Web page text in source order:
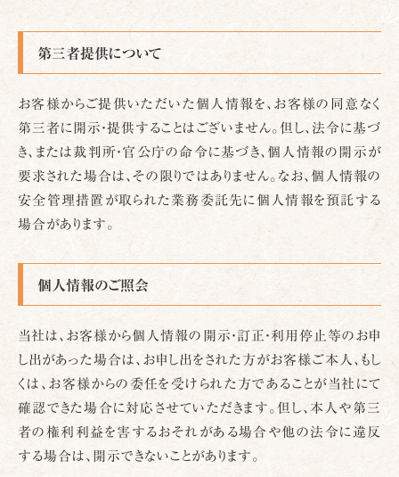
第三者提供について
お客様からご提供いただいた個人情報を、お客様の同意なく
第三者に開示・提供することはございません。但し、法令に基づ
き、または裁判所・官公庁の命令に基づき、個人情報の開示が
要求された場合は、その限りではありません。なお、個人情報の
安全管理措置が取られた業務委託先に個人情報を預託する
場合があります。
個人情報のご照会
当社は、お客様から個人情報の開示・訂正・利用停止等のお申
し出があった場合は、お申し出をされた方がお客様ご本人、もし
くは、お客様からの委任を受けられた方であることが当社にて
確認できた場合に対応させていただきます。但し、本人や第三
者の権利利益を害するおそれがある場合や他の法令に違反
する場合は、開示できないことがあります。